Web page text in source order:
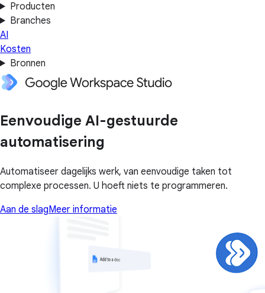
Producten
Branches
AI
Kosten
Bronnen
Eenvoudige AI-gestuurde
automatisering
Automatiseer dagelijks werk, van eenvoudige taken tot
complexe processen. U hoeft niets te programmeren.
Aan de slagMeer informatie